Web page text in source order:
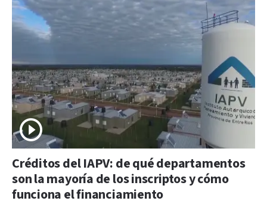
Créditos del IAPV: de qué departamentos
son la mayoría de los inscriptos y cómo
funciona el financiamiento